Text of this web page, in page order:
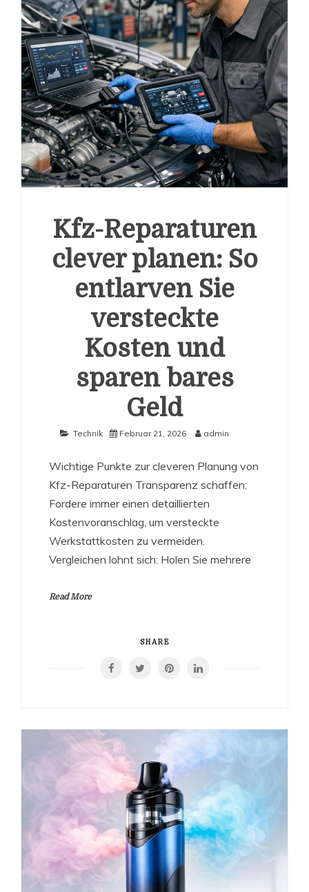
Kfz-Reparaturen
clever planen: So
entlarven Sie
versteckte
Kosten und
sparen bares
Geld
Technik Februar 21, 2026 admin
Wichtige Punkte zur cleveren Planung von
Kfz-Reparaturen Transparenz schaffen:
Fordere immer einen detaillierten
Kostenvoranschlag, um versteckte
Werkstattkosten zu vermeiden.
Vergleichen lohnt sich: Holen Sie mehrere
Read More
SHARE